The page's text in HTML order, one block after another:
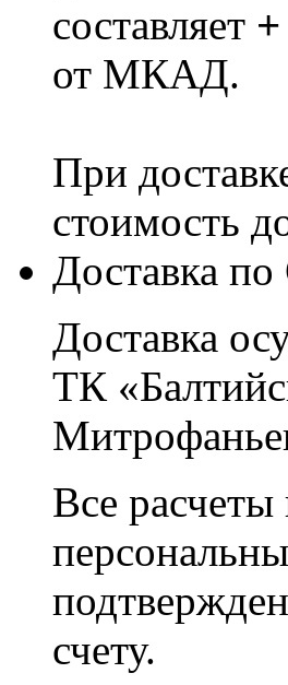
составляет
от МКАД.
При
стоимость
Доставка
Доставка
ТК
Все
счету.